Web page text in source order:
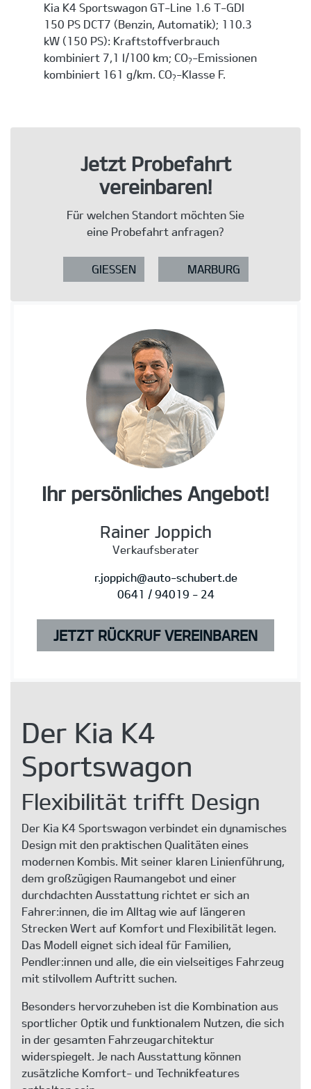
Kia K4 Sportswagon GT-Line 1.6 T-GDI
150 PS DCT7 (Benzin, Automatik); 110.3
kW (150 PS): Kraftstoffverbrauch
kombiniert 7,1 l/100 km; CO?-Emissionen
kombiniert 161 g/km. CO?-Klasse F.
Jetzt Probefahrt
vereinbaren!
Für welchen Standort möchten Sie
eine Probefahrt anfragen?
GIESSEN MARBURG
Ihr persönliches Angebot!
Rainer Joppich
Verkaufsberater
r.joppich@auto-schubert.de
0641 / 94019 - 24
JETZT RÜCKRUF VEREINBAREN
Der Kia K4
Sportswagon
Flexibilität trifft Design
Der Kia K4 Sportswagon verbindet ein dynamisches
Design mit den praktischen Qualitäten eines
modernen Kombis. Mit seiner klaren Linienführung,
dem großzügigen Raumangebot und einer
durchdachten Ausstattung richtet er sich an
Fahrer:innen, die im Alltag wie auf längeren
Strecken Wert auf Komfort und Flexibilität legen.
Das Modell eignet sich ideal für Familien,
Pendler:innen und alle, die ein vielseitiges Fahrzeug
mit stilvollem Auftritt suchen.
Besonders hervorzuheben ist die Kombination aus
sportlicher Optik und funktionalem Nutzen, die sich
in der gesamten Fahrzeugarchitektur
widerspiegelt. Je nach Ausstattung können
zusätzliche Komfort- und Technikfeatures